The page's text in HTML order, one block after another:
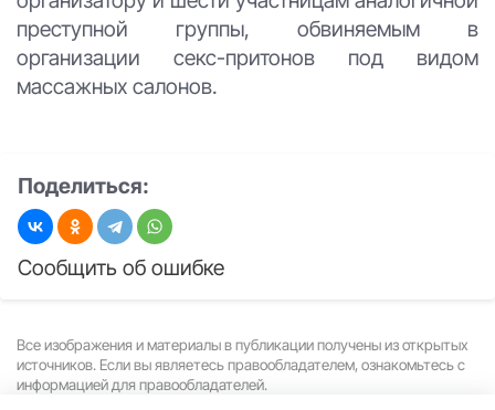
преступной группы, обвиняемым в
организации секс-притонов под видом
массажных салонов.
Поделиться:
Сообщить об ошибке
Все изображения и материалы в публикации получены из открытых
источников. Если вы являетесь правообладателем, ознакомьтесь с
информацией для правообладателей.